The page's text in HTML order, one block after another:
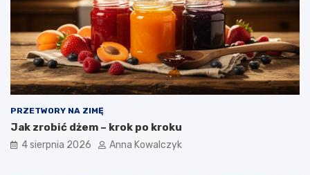
PRZETWORY NA ZIMĘ
Jak zrobić dżem – krok po kroku
4 sierpnia 2026 Anna Kowalczyk